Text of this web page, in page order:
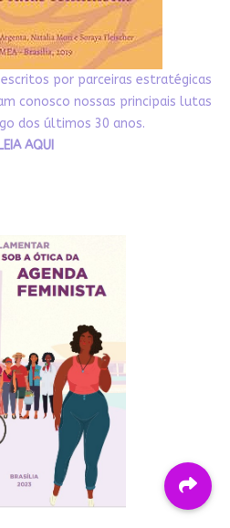
por parceiras estratégicas
conosco nossas principais lutas
dos últimos 30 anos.
LEIA AQUI